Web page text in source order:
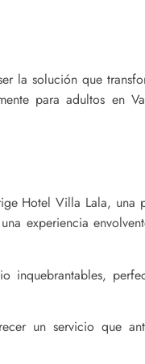
la solución que
para adultos en
Hotel Villa Lala, una
experiencia
inquebrantables,
un servicio que